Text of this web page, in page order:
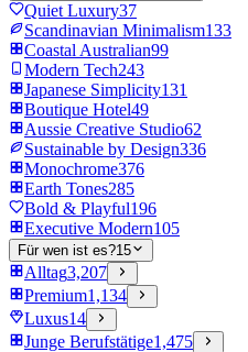
Quiet Luxury37
Scandinavian Minimalism133
Coastal Australian99
Modern Tech243
Japanese Simplicity131
Boutique Hotel49
Aussie Creative Studio62
Sustainable by Design336
Monochrome376
Earth Tones285
Bold & Playful196
Executive Modern105
Für wen ist es?15
Alltag3,207
Premium1,134
Luxus14
Junge Berufstätige1,475